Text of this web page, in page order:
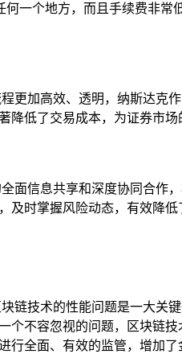
一个地方，而且手续费非常
更加高效、透明，纳斯达克
低了交易成本，为证券市场
面信息共享和深度协同合作
及时掌握风险动态，有效降
链技术的性能问题是一大关
不容忽视的问题，区块链
全面、有效的监管，增加了